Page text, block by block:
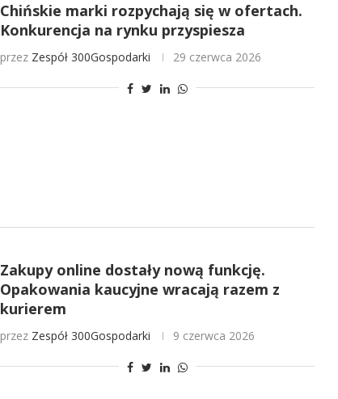
Chińskie marki rozpychają się w ofertach.
Konkurencja na rynku przyspiesza
przez Zespół 300Gospodarki 29 czerwca 2026
Zakupy online dostały nową funkcję.
Opakowania kaucyjne wracają razem z
kurierem
przez Zespół 300Gospodarki 9 czerwca 2026